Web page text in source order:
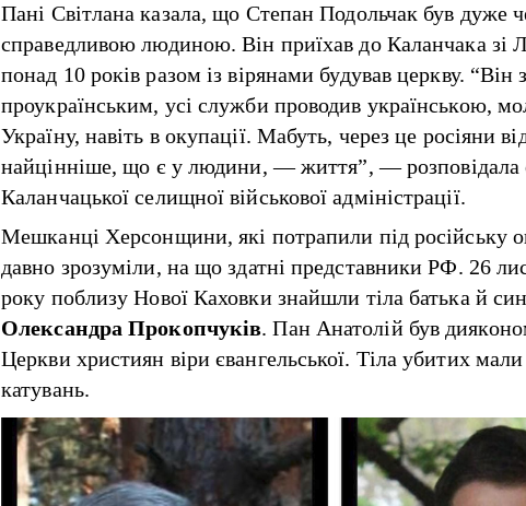
Пані Світлана казала, що Степан Подольчак був дуже
справедливою людиною. Він приїхав до Каланчака зі
понад 10 років разом із вірянами будував церкву. “Він
проукраїнським, усі служби проводив українською,
Україну, навіть в окупації. Мабуть, через це росіяни
найцінніше, що є у людини, — життя”, — розповідала
Каланчацької селищної військової адміністрації.
Мешканці Херсонщини, які потрапили під російську
давно зрозуміли, на що здатні представники РФ. 26
року поблизу Нової Каховки знайшли тіла батька й
Олександра Прокопчуків. Пан Анатолій був
Церкви християн віри євангельської. Тіла убитих мали
катувань.